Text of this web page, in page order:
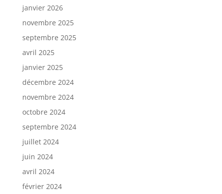
janvier 2026
novembre 2025
septembre 2025
avril 2025
janvier 2025
décembre 2024
novembre 2024
octobre 2024
septembre 2024
juillet 2024
juin 2024
avril 2024
février 2024